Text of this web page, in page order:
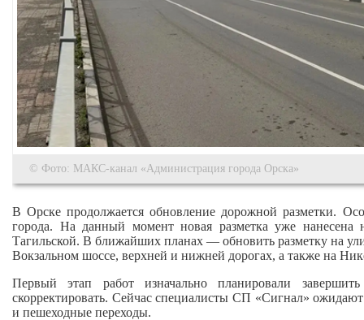
© Фото: МАКС-канал «Администрация города Орска»
В Орске продолжается обновление дорожной разметки.
города. На данный момент новая разметка уже
Тагильской. В ближайших планах — обновить разметку на
Вокзальном шоссе, верхней и нижней дорогах, а также на
Первый этап работ изначально планировали
скорректировать. Сейчас специалисты СП «Сигнал»
и пешеходные переходы.